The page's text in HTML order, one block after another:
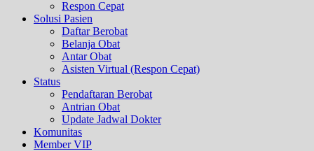
Respon Cepat
Solusi Pasien
Daftar Berobat
Belanja Obat
Antar Obat
Asisten Virtual (Respon Cepat)
Status
Pendaftaran Berobat
Antrian Obat
Update Jadwal Dokter
Komunitas
Member VIP